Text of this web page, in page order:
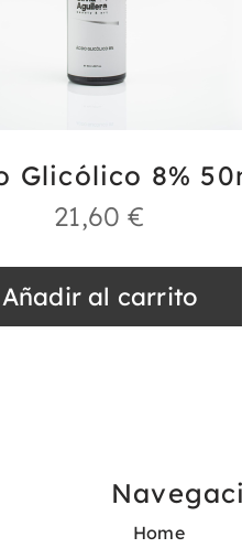
Glicólico 8%
21,60€
Añadir al carrito
Home